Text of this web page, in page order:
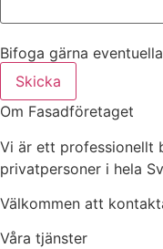
Bifoga gärna
Skicka
Om Fasadföretaget
Vi är ett professionellt
privatpersoner i hela
Välkommen att
Våra tjänster